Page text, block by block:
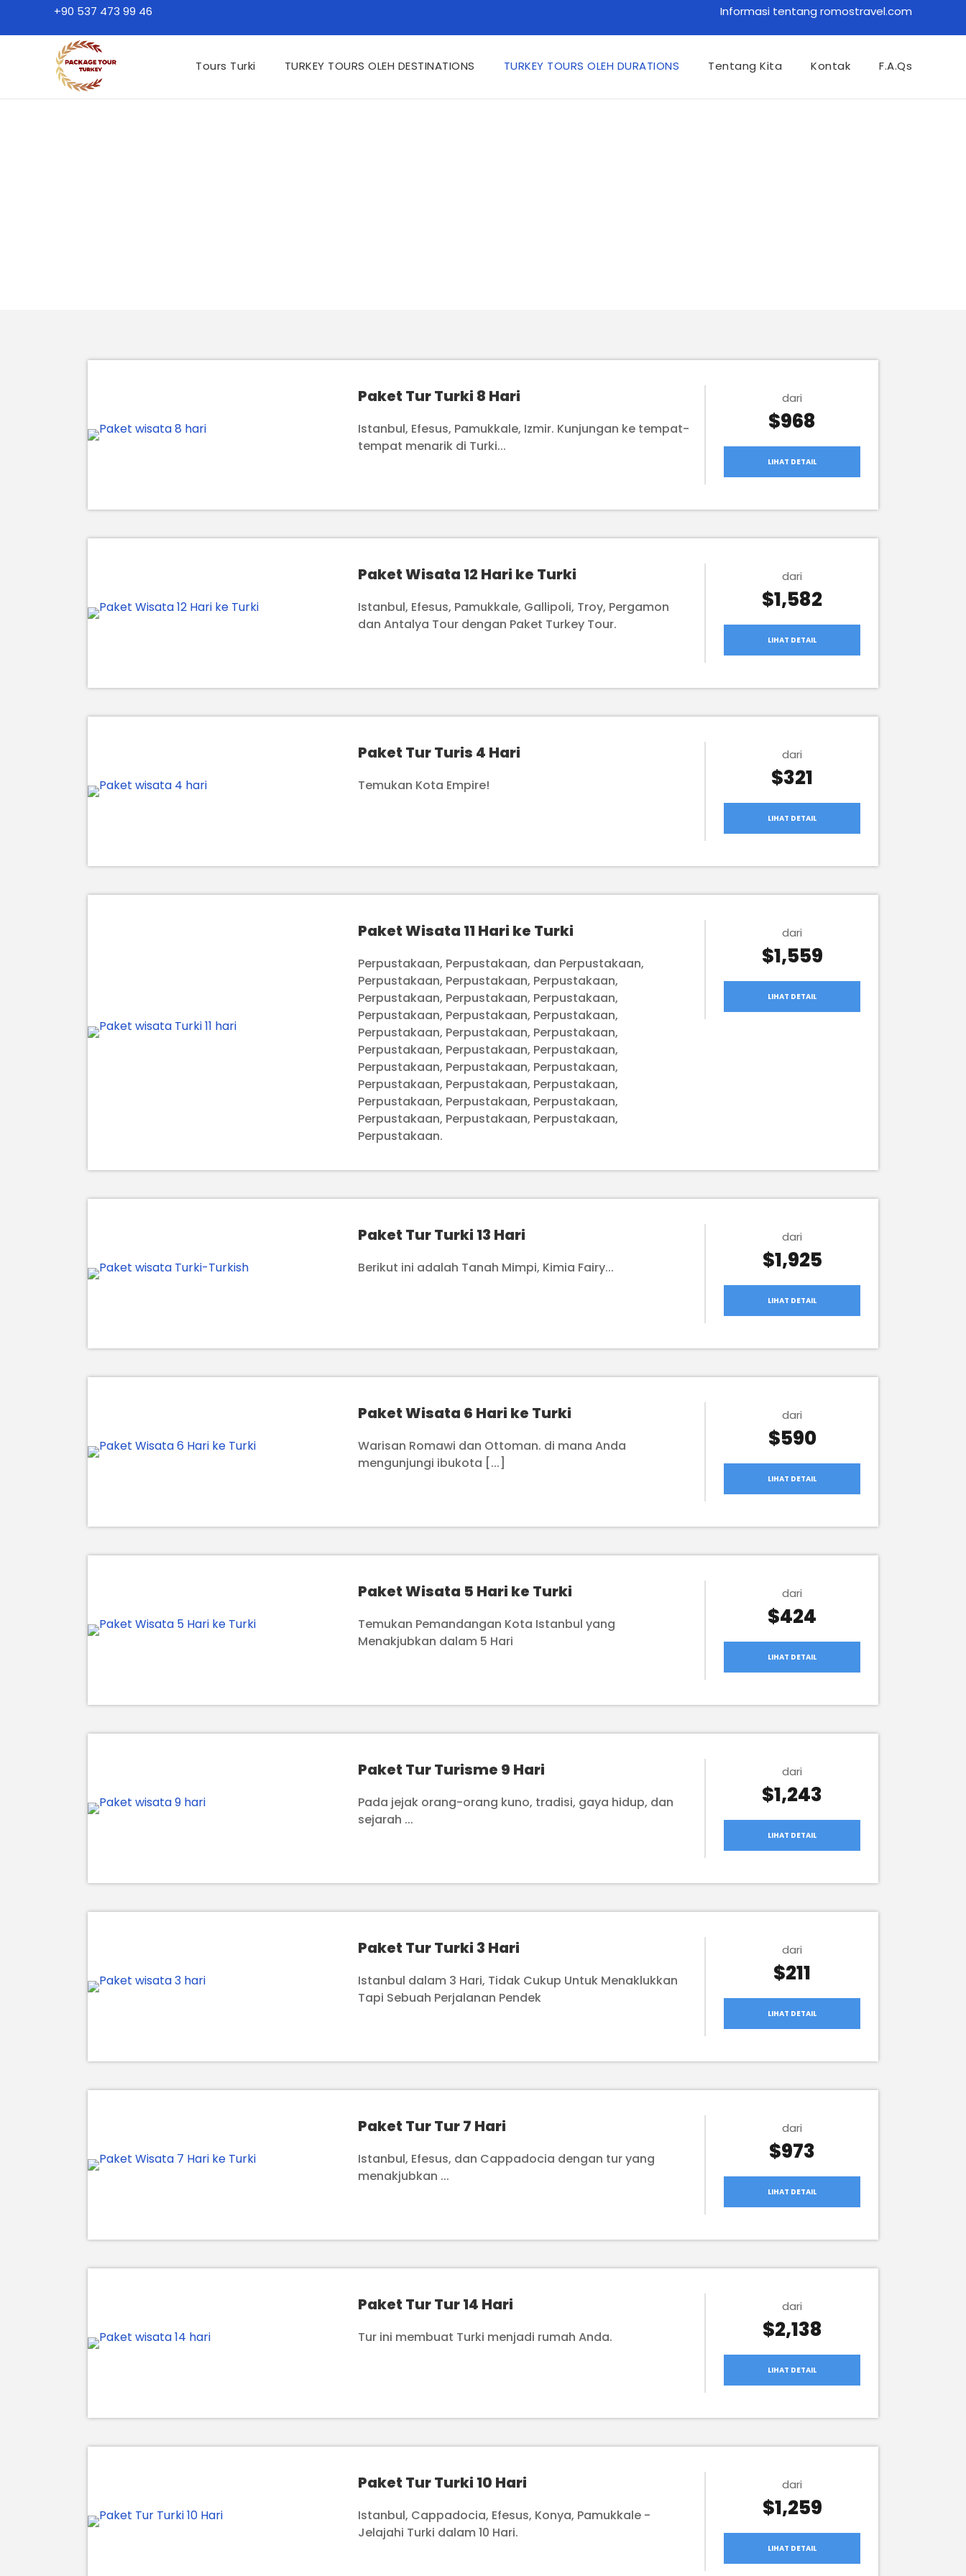
+90 537 473 99 46 Informasi tentang romostravel.com
Tours Turki TURKEY TOURS OLEH DESTINATIONS TURKEY TOURS OLEH DURATIONS Tentang Kita Kontak F.A.Qs
Paket Tur Turki 8 Hari
Istanbul, Efesus, Pamukkale, Izmir. Kunjungan ke tempat-
tempat menarik di Turki...
dari
$968
LIHAT DETAIL
Paket Wisata 12 Hari ke Turki
Istanbul, Efesus, Pamukkale, Gallipoli, Troy, Pergamon
dan Antalya Tour dengan Paket Turkey Tour.
dari
$1,582
LIHAT DETAIL
Paket Tur Turis 4 Hari
Temukan Kota Empire!
dari
$321
LIHAT DETAIL
Paket Wisata 11 Hari ke Turki
Perpustakaan, Perpustakaan, dan Perpustakaan,
Perpustakaan, Perpustakaan, Perpustakaan,
Perpustakaan, Perpustakaan, Perpustakaan,
Perpustakaan, Perpustakaan, Perpustakaan,
Perpustakaan, Perpustakaan, Perpustakaan,
Perpustakaan, Perpustakaan, Perpustakaan,
Perpustakaan, Perpustakaan, Perpustakaan,
Perpustakaan, Perpustakaan, Perpustakaan,
Perpustakaan, Perpustakaan, Perpustakaan,
Perpustakaan, Perpustakaan, Perpustakaan,
Perpustakaan.
dari
$1,559
LIHAT DETAIL
Paket Tur Turki 13 Hari
Berikut ini adalah Tanah Mimpi, Kimia Fairy...
dari
$1,925
LIHAT DETAIL
Paket Wisata 6 Hari ke Turki
Warisan Romawi dan Ottoman. di mana Anda
mengunjungi ibukota [...]
dari
$590
LIHAT DETAIL
Paket Wisata 5 Hari ke Turki
Temukan Pemandangan Kota Istanbul yang
Menakjubkan dalam 5 Hari
dari
$424
LIHAT DETAIL
Paket Tur Turisme 9 Hari
Pada jejak orang-orang kuno, tradisi, gaya hidup, dan
sejarah ...
dari
$1,243
LIHAT DETAIL
Paket Tur Turki 3 Hari
Istanbul dalam 3 Hari, Tidak Cukup Untuk Menaklukkan
Tapi Sebuah Perjalanan Pendek
dari
$211
LIHAT DETAIL
Paket Tur Tur 7 Hari
Istanbul, Efesus, dan Cappadocia dengan tur yang
menakjubkan ...
dari
$973
LIHAT DETAIL
Paket Tur Tur 14 Hari
Tur ini membuat Turki menjadi rumah Anda.
dari
$2,138
LIHAT DETAIL
Paket Tur Turki 10 Hari
Istanbul, Cappadocia, Efesus, Konya, Pamukkale -
Jelajahi Turki dalam 10 Hari.
dari
$1,259
LIHAT DETAIL